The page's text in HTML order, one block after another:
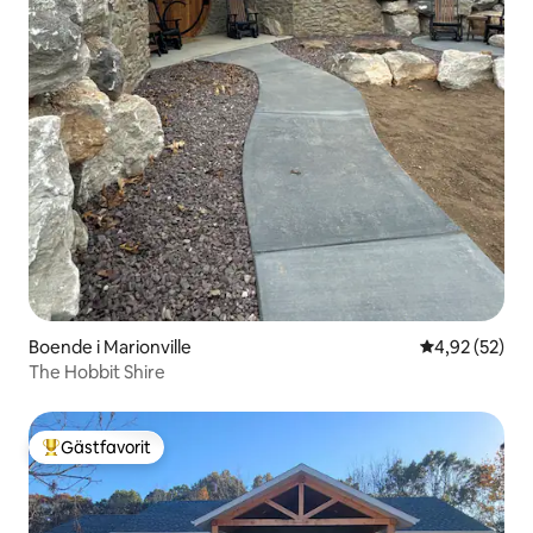
Boende i Marionville 4,92 av 5 i
4,92 (52)
The Hobbit Shire
Populär gästfavorit
Gästfavorit